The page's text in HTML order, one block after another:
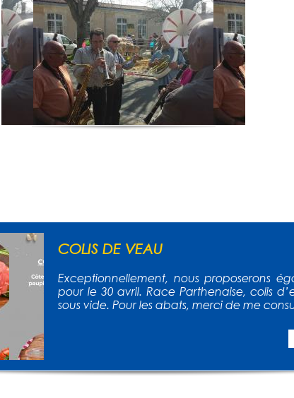
COLIS DE VEAU
Exceptionnellement, nous proposerons
pour le 30 avril. Race Parthenaise, colis
sous vide. Pour les abats, merci de me